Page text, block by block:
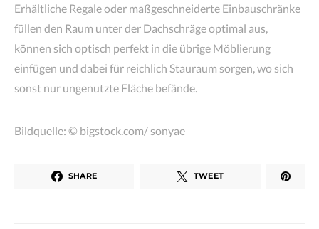
Erhältliche Regale oder maßgeschneiderte Einbauschränke
füllen den Raum unter der Dachschräge optimal aus,
können sich optisch perfekt in die übrige Möblierung
einfügen und dabei für reichlich Stauraum sorgen, wo sich
sonst nur ungenutzte Fläche befände.
Bildquelle: © bigstock.com/ sonyae
SHARE TWEET